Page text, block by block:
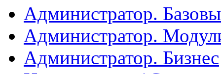
Администратор.
Администратор.
Администратор. Бизнес